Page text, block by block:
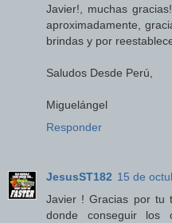
Javier!, muchas
aproximadamente,
brindas y por
Saludos Desde Perú,
Miguelángel
Responder
JesusST182 15 de
Javier ! Gracias por tu
donde conseguir los